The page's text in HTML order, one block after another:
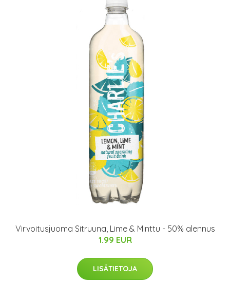
Virvoitusjuoma Sitruuna, Lime & Minttu - 50% alennus
1.99 EUR
LISÄTIETOJA